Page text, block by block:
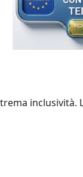
inclusività.